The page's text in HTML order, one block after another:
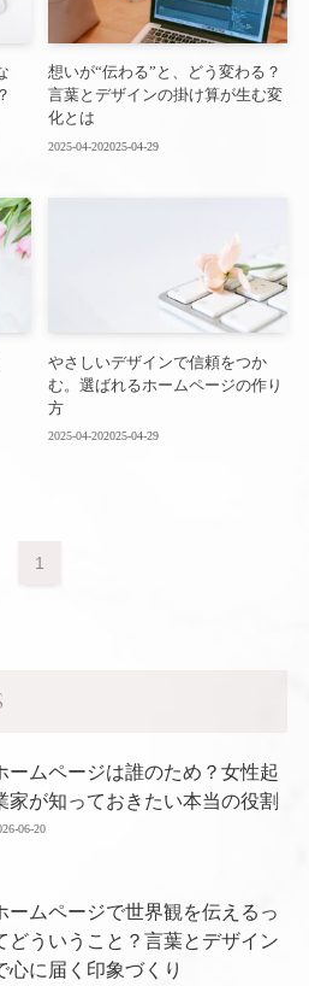
想いが“伝わる”と、どう変わる？
言葉とデザインの掛け算が生む変
化とは
2025-04-202025-04-29
やさしいデザインで信頼をつか
む。選ばれるホームページの作り
方
2025-04-202025-04-29
1
ームページは誰のため？女性起
家が知っておきたい本当の役割
06-20
ームページで世界観を伝えるっ
どういうこと？言葉とデザイン
心に届く印象づくり